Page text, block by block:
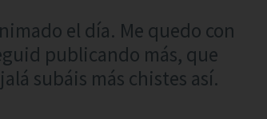
el día. Me quedo con
publicando más, que
subáis más chistes así.